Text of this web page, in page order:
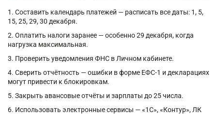
Составить календарь платежей — расписать все даты: 1, 5,
15, 25, 29, 30 декабря.
Оплатить налоги заранее — особенно 29 декабря, когда
нагрузка максимальная.
Проверить уведомления ФНС в Личном кабинете.
Сверить отчётность — ошибки в форме ЕФС-1 и декларациях
могут привести к блокировкам.
Закрыть авансовые отчёты и зарплаты до 25 числа.
Использовать электронные сервисы — «1С», «Контур», ЛК